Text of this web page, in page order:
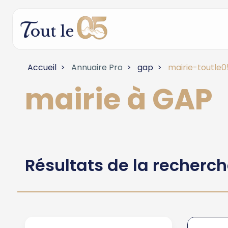
Accueil Annuaire Pro gap mairie-
mairie à GAP
Résultats de la